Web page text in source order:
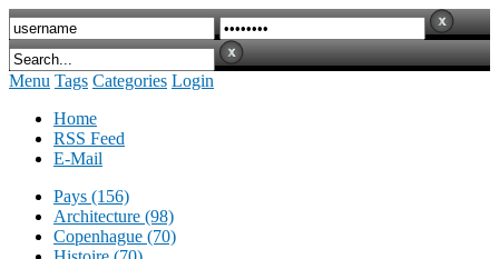
Menu Tags Categories Login
Home
RSS Feed
E-Mail
Pays (156)
Architecture (98)
Copenhague (70)